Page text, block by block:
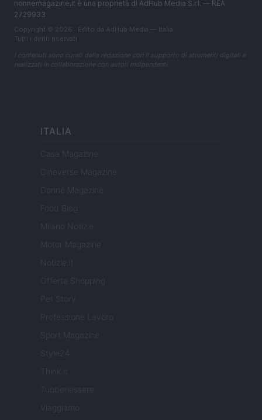
nonnemagazine.it è una proprietà di AdHub Media S.r.l. — REA
2729933
Copyright © 2026 · Edito da AdHub Media — Italia
Tutti i diritti riservati
I contenuti sono curati dalla redazione con il supporto di strumenti digitali e
realizzati in collaborazione con autori indipendenti.
ITALIA
Casa Magazine
Cineverse Magazine
Donne Magazine
Food Blog
Milano Notizie
Motor Magazine
Notizie.it
Offerte Shopping
Pet Story
Professione Lavoro
Sport Magazine
Style24
Tuobenessere
Viaggiamo